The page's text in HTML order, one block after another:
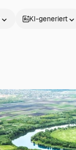
KI-generiert